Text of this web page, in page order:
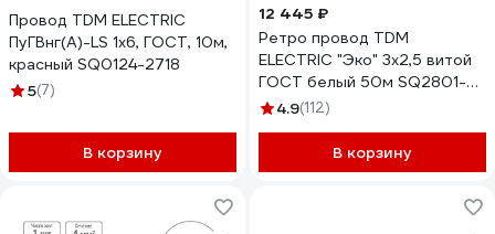
Провод TDM ELECTRIC
ПуГВнг(А)-LS 1x6, ГОСТ, 10м,
красный SQ0124-2718
5(7)
В корзину
12 445 ₽
Ретро провод TDM
ELECTRIC "Эко" 3x2,5 витой
ГОСТ белый 50м SQ2801-
0104
4.9(112)
В корзину